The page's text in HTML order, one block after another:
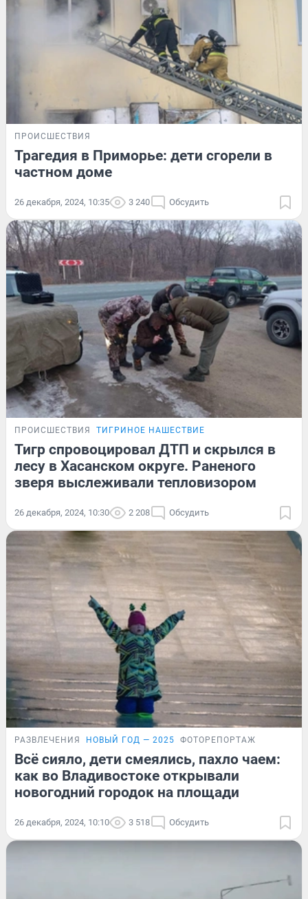
ПРОИСШЕСТВИЯ
Трагедия в Приморье: дети сгорели в
частном доме
26 декабря, 2024, 10:35 3 240 Обсудить
ПРОИСШЕСТВИЯ ТИГРИНОЕ НАШЕСТВИЕ
Тигр спровоцировал ДТП и скрылся в
лесу в Хасанском округе. Раненого
зверя выслеживали тепловизором
26 декабря, 2024, 10:30 2 208 Обсудить
РАЗВЛЕЧЕНИЯ НОВЫЙ ГОД — 2025 ФОТОРЕПОРТАЖ
Всё сияло, дети смеялись, пахло чаем:
как во Владивостоке открывали
новогодний городок на площади
26 декабря, 2024, 10:10 3 518 Обсудить